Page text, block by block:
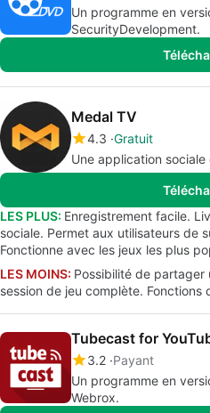
Un programme en
SecurityDevelopment.
Medal TV
4.3 Gratuit
Une application
LES PLUS: Enregistrement facile.
sociale. Permet aux utilisateurs de
Fonctionne avec les jeux les plus
LES MOINS: Possibilité de partager
session de jeu complète. Fonctions
Tubecast for
3.2 Payant
Un programme en
Webrox.